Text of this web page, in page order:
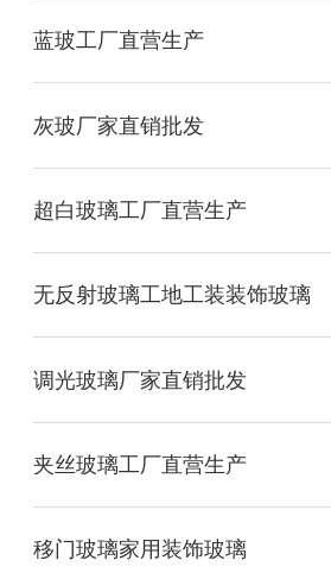
蓝玻工厂直营生产
灰玻厂家直销批发
超白玻璃工厂直营生产
无反射玻璃工地工装装饰玻璃
调光玻璃厂家直销批发
夹丝玻璃工厂直营生产
移门玻璃家用装饰玻璃